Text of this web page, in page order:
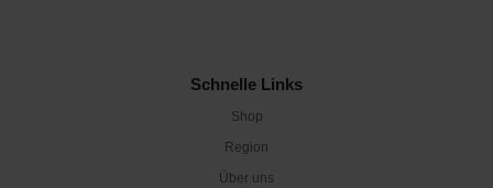
Schnelle Links
Shop
Region
Über uns